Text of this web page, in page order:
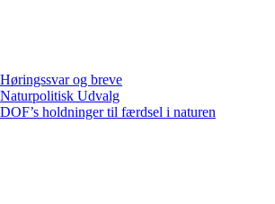
Høringssvar og breve
Naturpolitisk Udvalg
DOF’s holdninger til færdsel i naturen